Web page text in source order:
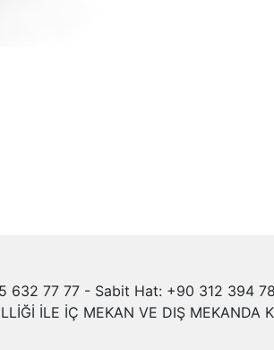
632 77 77 - Sabit Hat: +90 312 394
İLE İÇ MEKAN VE DIŞ MEKANDA